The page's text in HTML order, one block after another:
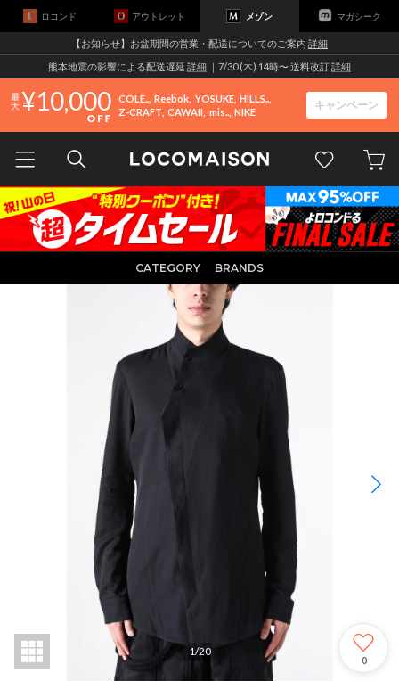
ロコンド アウトレット メゾン マガシーク
【お知らせ】お盆期間の営業・配送についてのご案内 詳細
熊本地震の影響による配送遅延 詳細 ｜7/30 (木) 14時〜 送料改訂詳細
10,000 COLE.. Reebok YOSUKE HILLS..
Z-CRAFT CAWAII mis.. NIKE
キャンペーン
CATEGORY BRANDS
1/20
0